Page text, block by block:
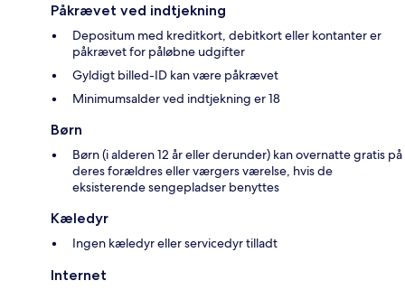
Påkrævet ved indtjekning
Depositum med kreditkort, debitkort eller kontanter er
påkrævet for påløbne udgifter
Gyldigt billed-ID kan være påkrævet
Minimumsalder ved indtjekning er 18
Børn
Børn (i alderen 12 år eller derunder) kan overnatte gratis på
deres forældres eller værgers værelse, hvis de
eksisterende sengepladser benyttes
Kæledyr
Ingen kæledyr eller servicedyr tilladt
Internet